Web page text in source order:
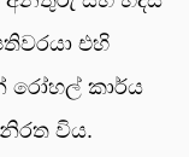
එහි
රෝහල් කාර්ය
විය.